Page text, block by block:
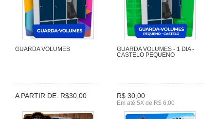
GUARDA VOLUMES
A PARTIR DE: R$30,00
GUARDA VOLUMES - 1 DIA -
CASTELO PEQUENO
R$ 30,00
Em até 5X de R$ 6,00